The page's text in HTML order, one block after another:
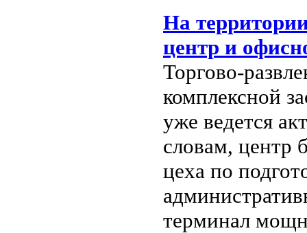
На
центр и
Торгово-
комплексной
уже ведется
словам, центр
цеха по
терминал